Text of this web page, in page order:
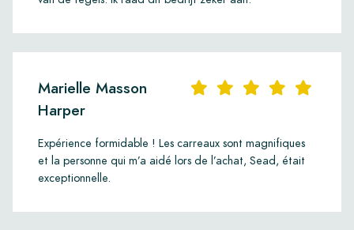
Marielle Masson
Harper
Expérience formidable ! Les carreaux sont magnifiques
et la personne qui m’a aidé lors de l’achat, Sead, était
exceptionnelle.